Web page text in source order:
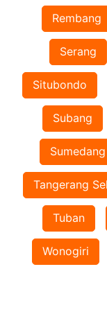
Rembang
Serang
Situbondo
Subang
Sumedang
Tangerang
Tuban
Wonogiri